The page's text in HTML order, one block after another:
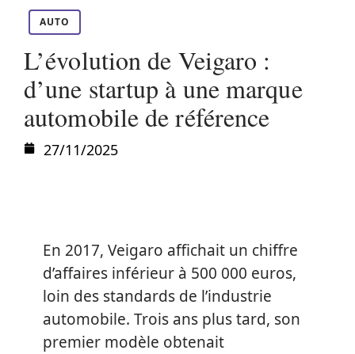
AUTO
L’évolution de Veigaro :
d’une startup à une marque
automobile de référence
27/11/2025
En 2017, Veigaro affichait un chiffre
d’affaires inférieur à 500 000 euros,
loin des standards de l’industrie
automobile. Trois ans plus tard, son
premier modèle obtenait